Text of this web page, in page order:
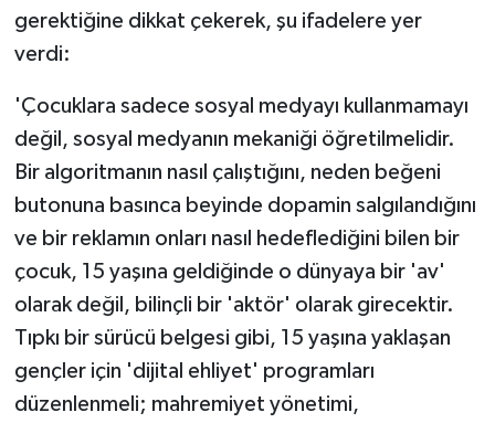
gerektiğine dikkat çekerek, şu ifadelere yer
verdi:
'Çocuklara sadece sosyal medyayı kullanmamayı
değil, sosyal medyanın mekaniği öğretilmelidir.
Bir algoritmanın nasıl çalıştığını, neden beğeni
butonuna basınca beyinde dopamin salgılandığını
ve bir reklamın onları nasıl hedeflediğini bilen bir
çocuk, 15 yaşına geldiğinde o dünyaya bir 'av'
olarak değil, bilinçli bir 'aktör' olarak girecektir.
Tıpkı bir sürücü belgesi gibi, 15 yaşına yaklaşan
gençler için 'dijital ehliyet' programları
düzenlenmeli; mahremiyet yönetimi,